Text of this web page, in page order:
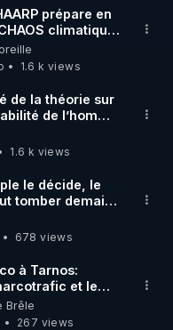
de méditation et
code
prépare en
climatique,
1.6 k views
de la théorie sur
de l’homme
le dioxyde de
1.6 k views
le décide, le
tomber demain !
678 views
à Tarnos:
et le
Brêle
267 views